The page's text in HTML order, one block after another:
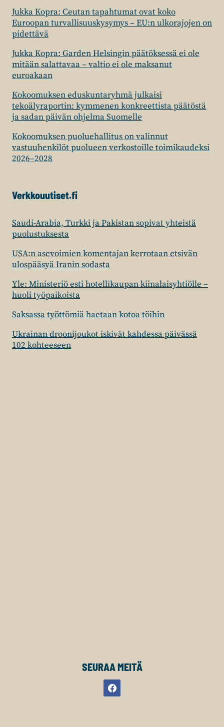
Jukka Kopra: Ceutan tapahtumat ovat koko
Euroopan turvallisuuskysymys – EU:n ulkorajojen on
pidettävä
Jukka Kopra: Garden Helsingin päätöksessä ei ole
mitään salattavaa – valtio ei ole maksanut
euroakaan
Kokoomuksen eduskuntaryhmä julkaisi
tekoälyraportin: kymmenen konkreettista päätöstä
ja sadan päivän ohjelma Suomelle
Kokoomuksen puoluehallitus on valinnut
vastuuhenkilöt puolueen verkostoille toimikaudeksi
2026–2028
Verkkouutiset.fi
Saudi-Arabia, Turkki ja Pakistan sopivat yhteistä
puolustuksesta
USA:n asevoimien komentajan kerrotaan etsivän
ulospääsyä Iranin sodasta
Yle: Ministeriö esti hotellikaupan kiinalaisyhtiölle –
huoli työpaikoista
Saksassa työttömiä haetaan kotoa töihin
Ukrainan droonijoukot iskivät kahdessa päivässä
102 kohteeseen
SEURAA MEITÄ